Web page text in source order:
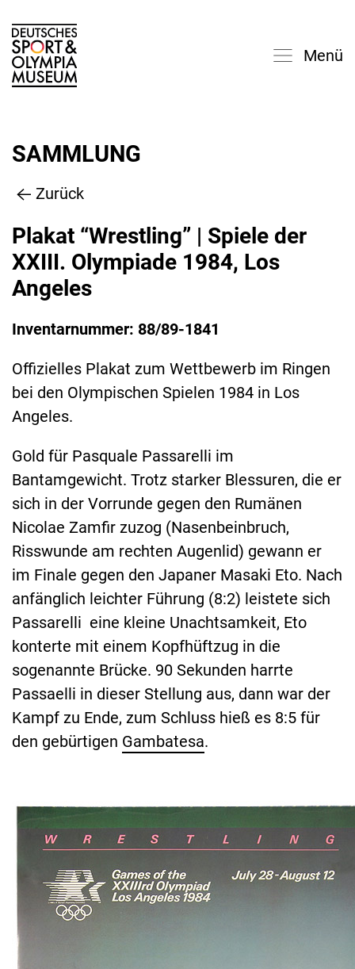
Menü
SAMMLUNG
Zurück
Plakat “Wrestling” | Spiele der
XXIII. Olympiade 1984, Los
Angeles
Inventarnummer: 88/89-1841
Offizielles Plakat zum Wettbewerb im Ringen
bei den Olympischen Spielen 1984 in Los
Angeles.
Gold für Pasquale Passarelli im
Bantamgewicht. Trotz starker Blessuren, die er
sich in der Vorrunde gegen den Rumänen
Nicolae Zamfir zuzog (Nasenbeinbruch,
Risswunde am rechten Augenlid) gewann er
im Finale gegen den Japaner Masaki Eto. Nach
anfänglich leichter Führung (8:2) leistete sich
Passarelli eine kleine Unachtsamkeit, Eto
konterte mit einem Kopfhüftzug in die
sogenannte Brücke. 90 Sekunden harrte
Passaelli in dieser Stellung aus, dann war der
Kampf zu Ende, zum Schluss hieß es 8:5 für
den gebürtigen Gambatesa.